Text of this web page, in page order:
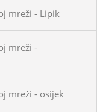
mreži - Lipik
mreži -
mreži - osijek